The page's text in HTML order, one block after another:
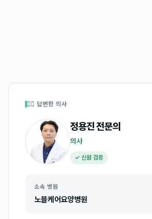
👩‍⚕️ 답변한 의사
정용진전문의
의사
✓ 신원 검증
소속 병원
노블케어요양병원